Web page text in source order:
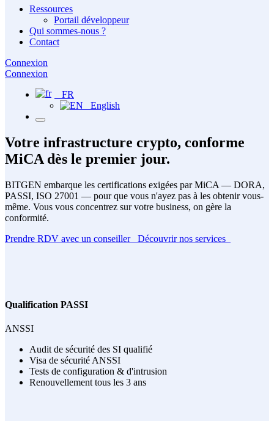
Ressources
Portail développeur
Qui sommes-nous ?
Contact
Connexion
Connexion
FR
English
Votre infrastructure crypto, conforme
MiCAdès le premier jour.
BITGEN embarque les certifications exigées par MiCA — DORA,
PASSI, ISO 27001 — pour que vous n'ayez pas à les obtenir vous-
même. Vous vous concentrez sur votre business, on gère la
conformité.
Prendre RDV avec un conseiller Découvrir nos services
Qualification PASSI
ANSSI
Audit de sécurité des SI qualifié
Visa de sécurité ANSSI
Tests de configuration & d'intrusion
Renouvellement tous les 3 ans